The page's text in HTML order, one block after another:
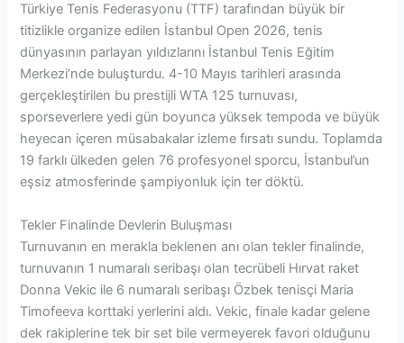
Türkiye Tenis Federasyonu (TTF) tarafından büyük bir
titizlikle organize edilen İstanbul Open 2026, tenis
dünyasının parlayan yıldızlarını İstanbul Tenis Eğitim
Merkezi’nde buluşturdu. 4-10 Mayıs tarihleri arasında
gerçekleştirilen bu prestijli WTA 125 turnuvası,
sporseverlere yedi gün boyunca yüksek tempoda ve büyük
heyecan içeren müsabakalar izleme fırsatı sundu. Toplamda
19 farklı ülkeden gelen 76 profesyonel sporcu, İstanbul’un
eşsiz atmosferinde şampiyonluk için ter döktü.
Tekler Finalinde Devlerin Buluşması
Turnuvanın en merakla beklenen anı olan tekler finalinde,
turnuvanın 1 numaralı seribaşı olan tecrübeli Hırvat raket
Donna Vekic ile 6 numaralı seribaşı Özbek tenisçi Maria
Timofeeva korttaki yerlerini aldı. Vekic, finale kadar gelene
dek rakiplerine tek bir set bile vermeyerek favori olduğunu